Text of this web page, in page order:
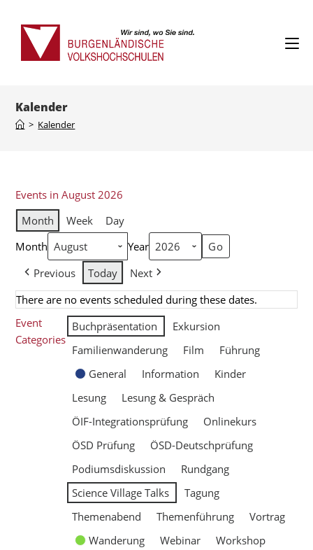
Kalender
> Kalender
Events in August 2026
Month
Week
Day
Month
Year
Previous
Today
Next
There are no events scheduled during these dates.
Event
Categories
Buchpräsentation
Exkursion
Familienwanderung
Film
Führung
General
Information
Kinder
Lesung
Lesung & Gespräch
ÖIF-Integrationsprüfung
Onlinekurs
ÖSD Prüfung
ÖSD-Deutschprüfung
Podiumsdiskussion
Rundgang
Science Village Talks
Tagung
Themenabend
Themenführung
Vortrag
Wanderung
Webinar
Workshop